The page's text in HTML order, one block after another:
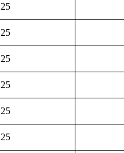
25
25
25
25
25
25